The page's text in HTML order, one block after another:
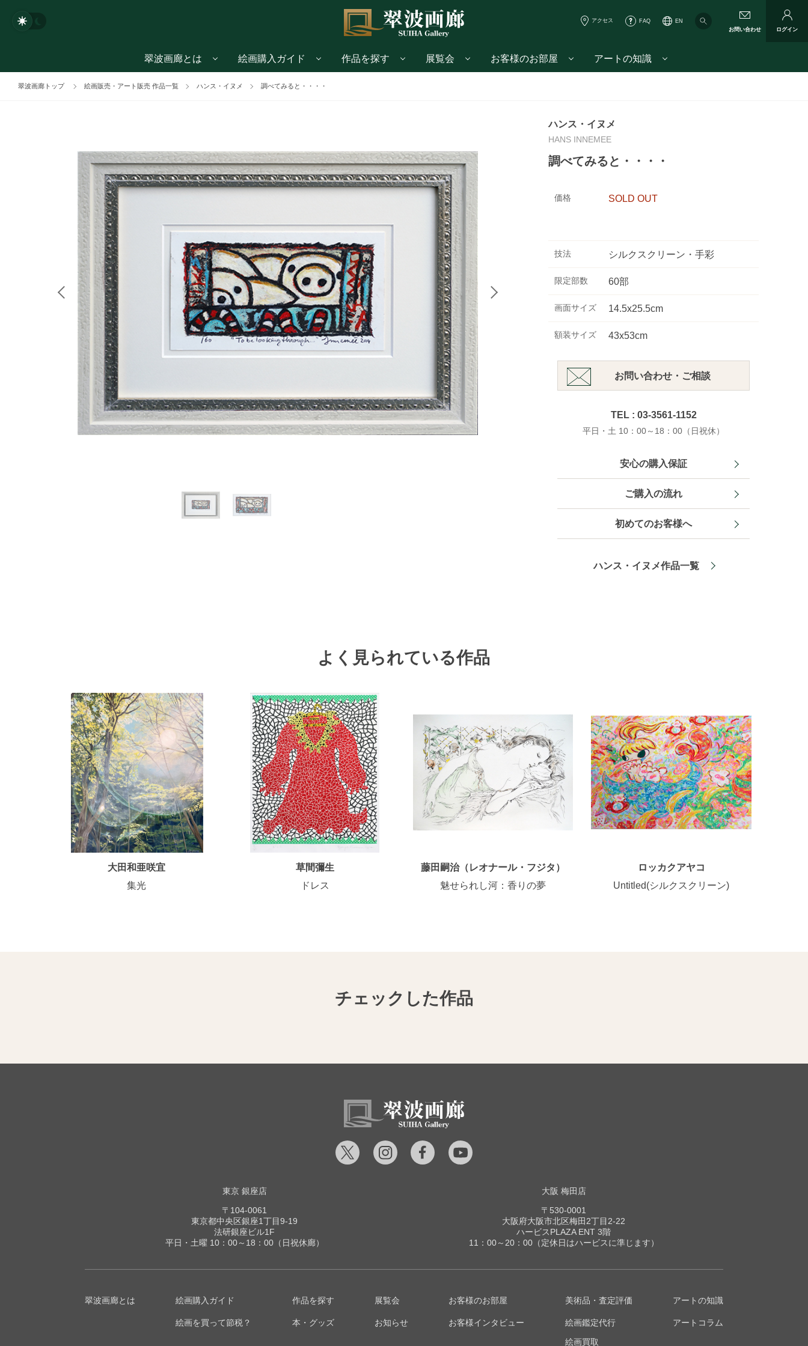
アクセス FAQ
EN
お問い合わせ
ログイン
翠波画廊とは 絵画購入ガイド 作品を探す 展覧会 お客様のお部屋 アートの知識
翠波画廊トップ 絵画販売・アート販売 作品一覧 ハンス・イヌメ 調べてみると・・・・
ハンス・イヌメ
HANS INNEMEE
調べてみると・・・・
価格 SOLD OUT
技法 シルクスクリーン・手彩
限定部数 60部
画面サイズ 14.5x25.5cm
額装サイズ 43x53cm
お問い合わせ・ご相談
TEL : 03-3561-1152
平日・土 10：00～18：00（日祝休）
安心の購入保証
ご購入の流れ
初めてのお客様へ
ハンス・イヌメ作品一覧
よく見られている作品
大田和亜咲宜
集光
草間彌生
ドレス
藤田嗣治（レオナール・フジタ）
魅せられし河：香りの夢
ロッカクアヤコ
Untitled(シルクスクリーン)
チェックした作品
東京 銀座店
〒104-0061
東京都中央区銀座1丁目9-19
法研銀座ビル1F
平日・土曜 10：00～18：00（日祝休廊）
大阪 梅田店
〒530-0001
大阪府大阪市北区梅田2丁目2-22
ハービスPLAZA ENT 3階
11：00～20：00（定休日はハービスに準じます）
翠波画廊とは 絵画購入ガイド
絵画を買って節税？
作品を探す
本・グッズ
展覧会
お知らせ
お客様のお部屋
お客様インタビュー
美術品・査定評価
絵画鑑定代行
絵画買取
アートの知識
アートコラム